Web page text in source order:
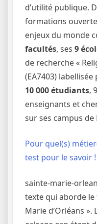
d’utilité publique.
formations
enjeux du monde
facultés, ses 9
de recherche «
(EA7403) labellisée
10 000 étudiants,
enseignants et
sur ses campus de
Pour quel(s)
test pour le savoir !
sainte-marie-
texte qui aborde le
Marie d’Orléans